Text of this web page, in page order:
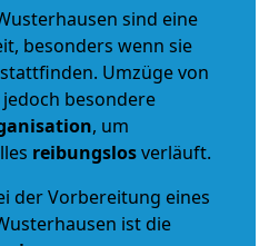
sind eine
besonders wenn sie
Umzüge von
besondere
, um
reibungslosverläuft.
der Vorbereitung eines
ist die